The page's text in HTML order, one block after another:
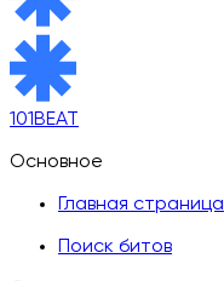
101BEAT
Основное
Главная страница
Поиск битов